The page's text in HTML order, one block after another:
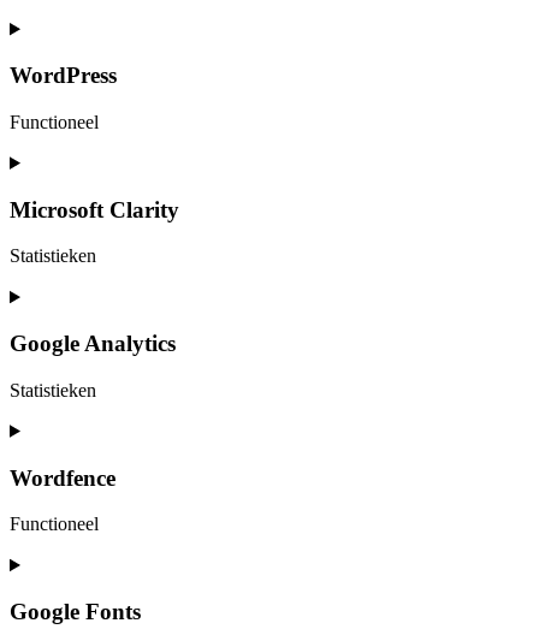
Consent
service
adsense
WordPress
Functioneel
Consent
service
Microsoft Clarity
Statistieken
Consent
service
microsoft-
clarity
Google Analytics
Statistieken
Consent
service
analytics
Wordfence
Functioneel
Consent
service
wordfence
Google Fonts